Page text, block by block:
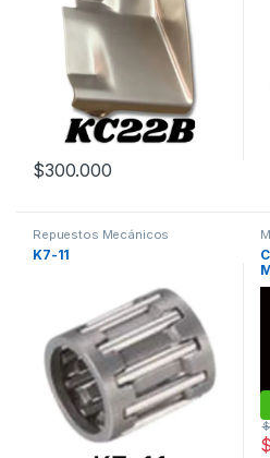
$300.000
Repuestos Mecánicos
K7-11
$
$